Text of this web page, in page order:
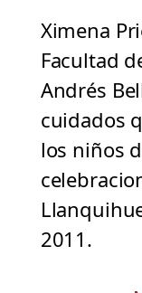
Ximena
Facultad
Andrés
cuidados
los niños
2011.